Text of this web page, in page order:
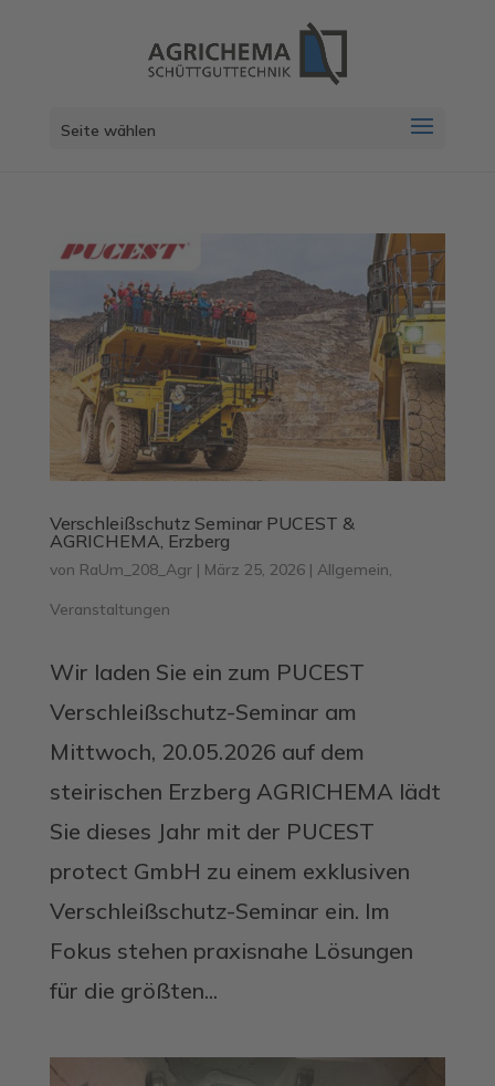
Seite wählen
Verschleißschutz Seminar PUCEST &
AGRICHEMA, Erzberg
von RaUm_208_Agr| März 25, 2026| Allgemein,
Veranstaltungen
Wir laden Sie ein zum PUCEST
Verschleißschutz-Seminar am
Mittwoch, 20.05.2026 auf dem
steirischen Erzberg AGRICHEMA lädt
Sie dieses Jahr mit der PUCEST
protect GmbH zu einem exklusiven
Verschleißschutz-Seminar ein. Im
Fokus stehen praxisnahe Lösungen
für die größten...